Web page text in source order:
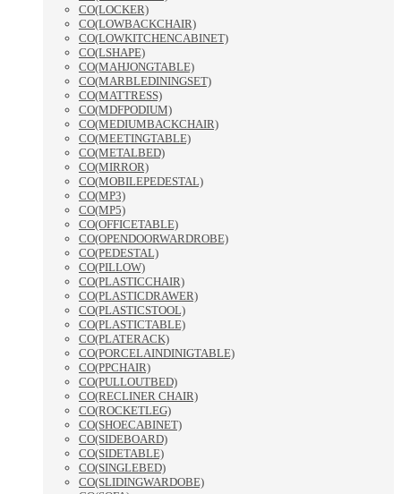
CO(LOCKER)
CO(LOWBACKCHAIR)
CO(LOWKITCHENCABINET)
CO(LSHAPE)
CO(MAHJONGTABLE)
CO(MARBLEDININGSET)
CO(MATTRESS)
CO(MDFPODIUM)
CO(MEDIUMBACKCHAIR)
CO(MEETINGTABLE)
CO(METALBED)
CO(MIRROR)
CO(MOBILEPEDESTAL)
CO(MP3)
CO(MP5)
CO(OFFICETABLE)
CO(OPENDOORWARDROBE)
CO(PEDESTAL)
CO(PILLOW)
CO(PLASTICCHAIR)
CO(PLASTICDRAWER)
CO(PLASTICSTOOL)
CO(PLASTICTABLE)
CO(PLATERACK)
CO(PORCELAINDINIGTABLE)
CO(PPCHAIR)
CO(PULLOUTBED)
CO(RECLINER CHAIR)
CO(ROCKETLEG)
CO(SHOECABINET)
CO(SIDEBOARD)
CO(SIDETABLE)
CO(SINGLEBED)
CO(SLIDINGWARDOBE)